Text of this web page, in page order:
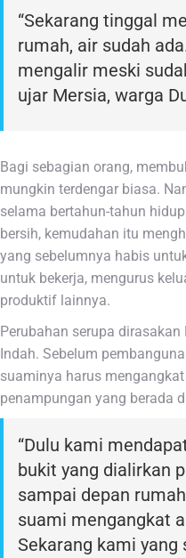
“Sekarang tinggal
rumah, air sudah
mengalir meski
ujar Mersia, warga
Bagi sebagian orang,
mungkin terdengar biasa.
selama bertahun-tahun
bersih, kemudahan itu
yang sebelumnya habis
untuk bekerja, mengurus
produktif lainnya.
Perubahan serupa
Indah. Sebelum
suaminya harus
penampungan yang berada
“Dulu kami
bukit yang dialirkan
sampai depan
suami mengangkat
Sekarang kami